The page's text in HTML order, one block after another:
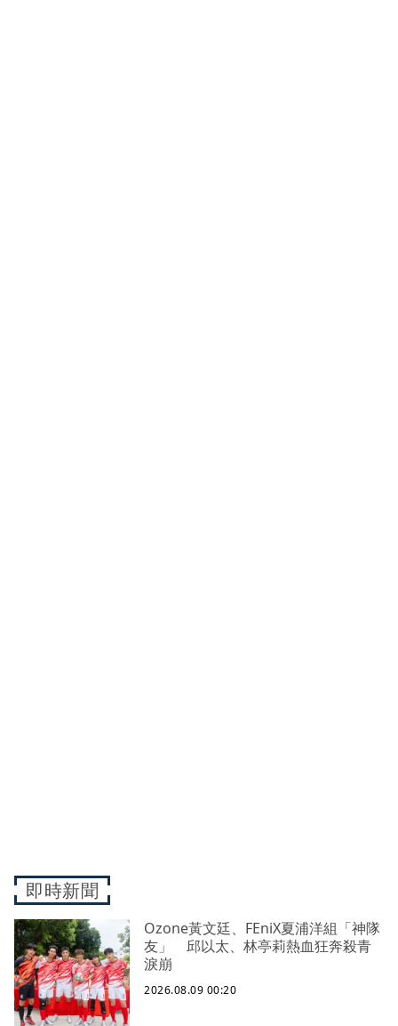
即時新聞
Ozone黃文廷、FEniX夏浦洋組「神隊
友」 邱以太、林亭莉熱血狂奔殺青
淚崩
2026.08.09 00:20